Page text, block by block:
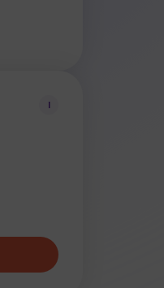
i